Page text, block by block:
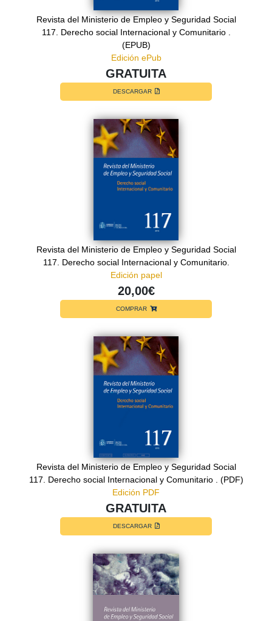
Revista del Ministerio de Empleo y Seguridad Social
117. Derecho social Internacional y Comunitario .
(EPUB)
Edición ePub
GRATUITA
DESCARGAR
Revista del Ministerio de Empleo y Seguridad Social
117. Derecho social Internacional y Comunitario.
Edición papel
20,00€
COMPRAR
Revista del Ministerio de Empleo y Seguridad Social
117. Derecho social Internacional y Comunitario . (PDF)
Edición PDF
GRATUITA
DESCARGAR